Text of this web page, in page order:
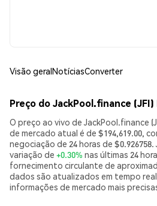
Visão geralNotíciasConverter
Preço do JackPool.finance (JFI)
O preço ao vivo de JackPool.finance
de mercado atual é de $194,619.00,
negociação de 24 horas de
variação de +0.30% nas últimas 24
fornecimento circulante de
dados são atualizados em tempo
informações de mercado mais